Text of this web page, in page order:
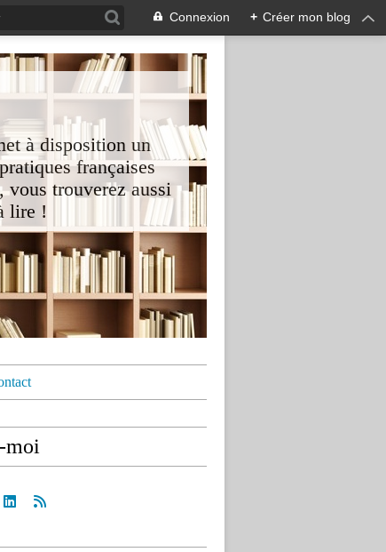
Connexion + Créer mon blog
à disposition un
françaises
vous trouverez aussi
lire !
moi